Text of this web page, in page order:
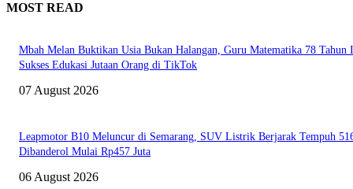
MOST READ
Mbah Melan Buktikan Usia Bukan Halangan, Guru Matematika 78 Tahun
Sukses Edukasi Jutaan Orang di TikTok
07 August 2026
Leapmotor B10 Meluncur di Semarang, SUV Listrik Berjarak Tempuh
Dibanderol Mulai Rp457 Juta
06 August 2026